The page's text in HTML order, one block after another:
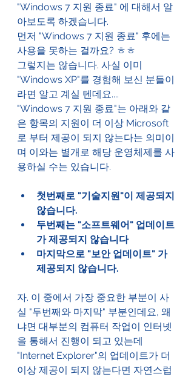
"Windows 7 지원 종료" 에 대해서 알
아보도록 하겠습니다.
먼저 "Windows 7 지원 종료" 후에는
사용을 못하는 걸까요? ㅎㅎ
그렇지는 않습니다. 사실 이미
"Windows XP"를 경험해 보신 분들이
라면 알고 계실 텐데요....
"Windows 7 지원 종료"는 아래와 같
은 항목의 지원이 더 이상 Microsoft
로 부터 제공이 되지 않는다는 의미이
며 이와는 별개로 해당 운영체제를 사
용하실 수는 있습니다.
첫번째로 "기술지원"이 제공되지
않습니다.
두번째는 "소프트웨어" 업데이트
가 제공되지 않습니다
마지막으로 "보안 업데이트" 가
제공되지 않습니다.
자. 이 중에서 가장 중요한 부분이 사
실 "두번째와 마지막" 부분인데요, 왜
냐면 대부분의 컴퓨터 작업이 인터넷
을 통해서 진행이 되고 있는데
"Internet Explorer"의 업데이트가 더
이상 제공이 되지 않는다면 자연스럽